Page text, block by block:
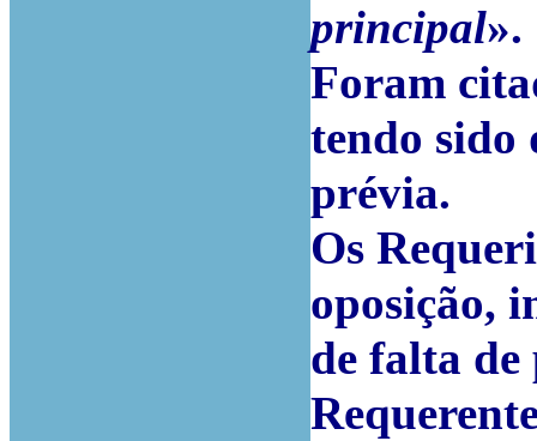
principal».
Foram
tendo sido
prévia.
Os
oposição,
de falta